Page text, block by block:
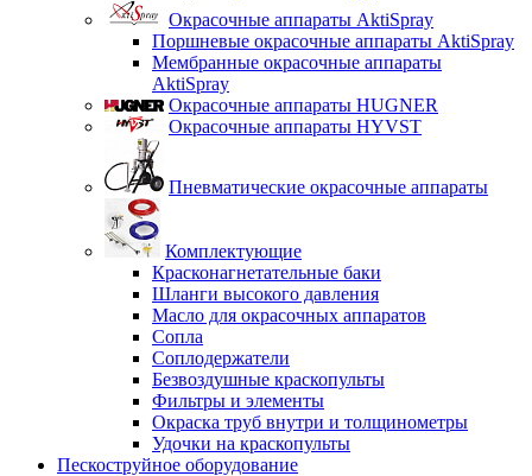
Окрасочные аппараты AktiSpray
Поршневые окрасочные аппараты AktiSpray
Мембранные окрасочные аппараты
AktiSpray
Окрасочные аппараты HUGNER
Окрасочные аппараты HYVST
Пневматические окрасочные аппараты
Комплектующие
Красконагнетательные баки
Шланги высокого давления
Масло для окрасочных аппаратов
Сопла
Соплодержатели
Безвоздушные краскопульты
Фильтры и элементы
Окраска труб внутри и толщинометры
Удочки на краскопульты
Пескоструйное оборудование